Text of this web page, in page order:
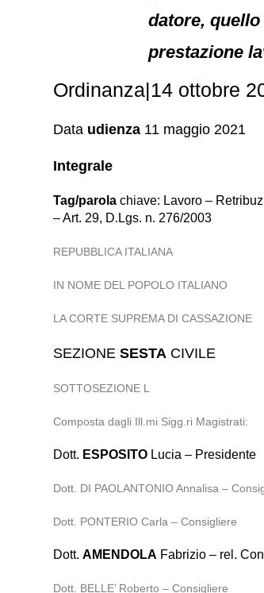
datore,
prestazione
Ordinanza|14 ottobre
Data udienza 11 maggio 2021
Integrale
Tag/parola chiave: Lavoro –
– Art. 29, D.Lgs. n. 276/2003
REPUBBLICA ITALIANA
IN NOME DEL POPOLO ITALIANO
LA CORTE SUPREMA DI CASSAZIONE
SEZIONESESTA CIVILE
SOTTOSEZIONE L
Composta dagli Ill.mi Sigg.ri Magistrati:
Dott. ESPOSITO Lucia – Presidente
Dott. DI PAOLANTONIO Annalisa –
Dott. PONTERIO Carla – Consigliere
Dott.AMENDOLA Fabrizio – rel.
Dott. BELLE’ Roberto – Consigliere